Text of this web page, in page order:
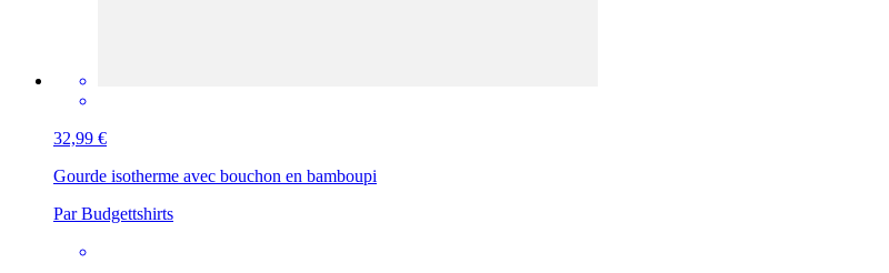
32,99 €
Gourde isotherme avec bouchon en bamboupi
Par Budgettshirts